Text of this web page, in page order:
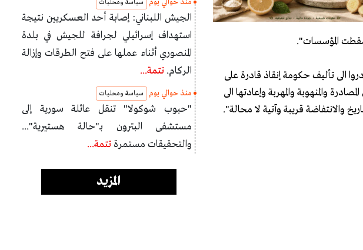
المؤسسات".
الى تأليف حكومة إنقاذ قادرة على
والمنهوبة والمهربة وإعادتها الى
والانتفاضة قريبة وآتية لا محالة".
سياسة ومحليات
الجيش اللبناني: إصابة أحد العسكريين نتيجة
استهداف إسرائيلي لجرافة للجيش في بلدة
المنصوري أثناء عملها على فتح الطرقات وإزالة
الركام. تتمة...
منذ حوالي يوم سياسة ومحليات
"حبوب شوكولا" تنقل عائلة سورية إلى
مستشفى البترون بـ"حالة هستيرية"...
والتحقيقات مستمرة تتمة...
المزيد